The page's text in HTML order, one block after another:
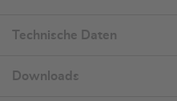
Technische Daten
Downloads